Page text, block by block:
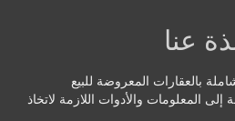
عنا
بالعقارات المعروضة للبيع
إلى المعلومات والأدوات اللازمة لاتخاذ